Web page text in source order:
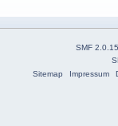
SMF 2.0.15
Sitemap
Impressum